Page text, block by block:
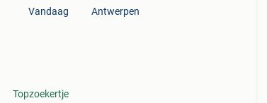
Vandaag
Topzoekertje
Antwerpen